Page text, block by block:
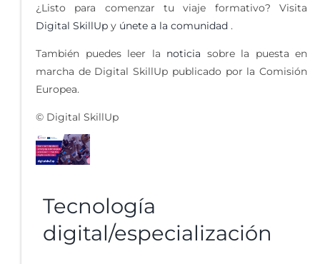
¿Listo para comenzar tu viaje formativo? Visita
Digital SkillUp y únete a la comunidad .
También puedes leer la noticia sobre la puesta en
marcha de Digital SkillUp publicado por la Comisión
Europea.
© Digital SkillUp
Tecnología
digital/especialización